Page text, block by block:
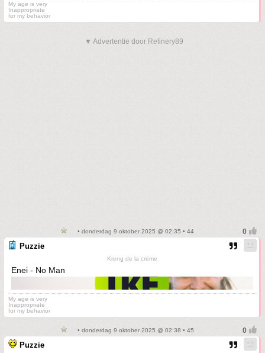
My age is very
Inappropriate
for my behavior
▼ Advertentie door Refinery89
• donderdag 9 oktober 2025 @ 02:35 • 44
Puzzie
Kreng de la crème
Enei - No Man
My age is very
Inappropriate
for my behavior
• donderdag 9 oktober 2025 @ 02:38 • 45
Puzzie